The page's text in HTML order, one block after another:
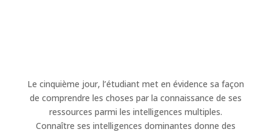
Le cinquième jour, l’étudiant met en évidence sa façon
de comprendre les choses par la connaissance de ses
ressources parmi les intelligences multiples.
Connaître ses intelligences dominantes donne des